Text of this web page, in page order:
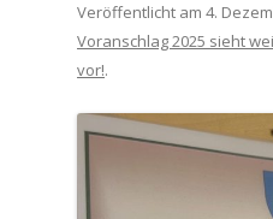
Veröffentlicht am 4.
Voranschlag 2025 sieht
vor!.